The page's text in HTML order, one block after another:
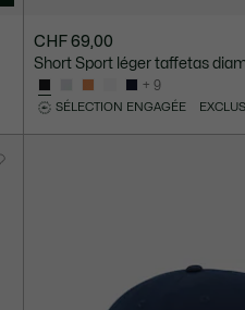
CHF 69,00
Short Sport léger taffetas
+ 9
SÉLECTION ENGAGÉE